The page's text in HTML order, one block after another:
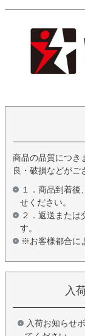
商品の品質につき
良・破損などがご
１．商品到着
せください。
２．返送または
す。
※お客様都合に
入
入荷お知らせ